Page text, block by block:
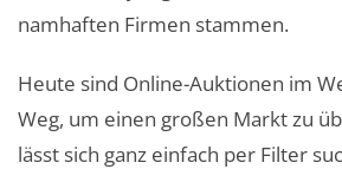
namhaften Firmen stammen.
Heute sind Online-Auktionen im
Weg, um einen großen Markt zu
lässt sich ganz einfach per Filter